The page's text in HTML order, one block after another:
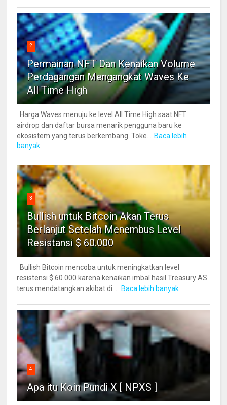
2
Permainan NFT Dan Kenaikan Volume
Perdagangan Mengangkat Waves Ke
All Time High
Harga Waves menuju ke level All Time High saat NFT
airdrop dan daftar bursa menarik pengguna baru ke
ekosistem yang terus berkembang. Toke...
Baca lebih
banyak
3
Bullish untuk Bitcoin Akan Terus
Berlanjut Setelah Menembus Level
Resistansi $ 60.000
Bullish Bitcoin mencoba untuk meningkatkan level
resistensi $ 60.000 karena kenaikan imbal hasil Treasury AS
terus mendatangkan akibat di ...
Baca lebih banyak
4
Apa itu Koin Pundi X [ NPXS ]